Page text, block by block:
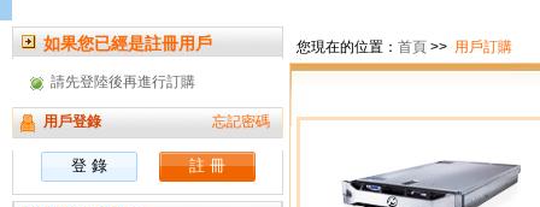
如果您已經是註冊用戶
請先登陸後再進行訂購
用戶登錄 忘記密碼
您現在的位置： 首頁 >> 用戶訂購